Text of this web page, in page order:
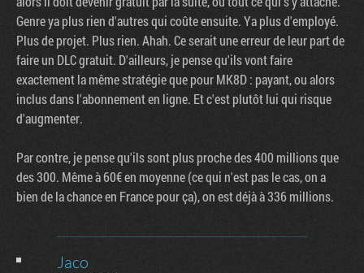
Genre ya plus rien d'autres qui coûte ensuite. Ya plus d'employé.
Plus de projet. Plus rien. Ahah. Ce serait une erreur de leur part de
faire un DLC gratuit. D'ailleurs, je pense qu'ils vont faire
exactement la même stratégie que pour MK8D : payant, ou alors
inclus dans l'abonnement en ligne. Et c'est plutôt lui qui risque
d'augmenter.
Par contre, je pense qu'ils sont plus proche des 400 millions que
des 300. Même à 60€ en moyenne (ce qui n'est pas le cas, on a
bien de la chance en France pour ça), on est déjà à 336 millions.
Jaco